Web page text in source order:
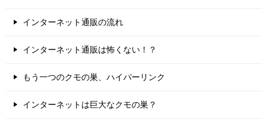
インターネット通販の流れ
インターネット通販は怖くない！？
もう一つのクモの巣、ハイパーリンク
インターネットは巨大なクモの巣？